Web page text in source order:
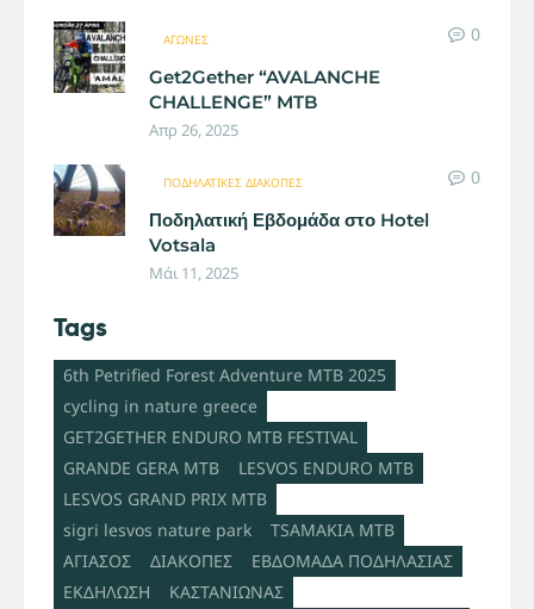
ΑΓΏΝΕΣ
0
Get2Gether “AVALANCHE
CHALLENGE” MTB
Απρ 26, 2025
ΠΟΔΗΛΑΤΙΚΈΣ ΔΙΑΚΟΠΈΣ
0
Ποδηλατική Εβδομάδα στο Hotel
Votsala
Μάι 11, 2025
Tags
6th Petrified Forest Adventure MTB 2025
cycling in nature greece
GET2GETHER ENDURO MTB FESTIVAL
GRANDE GERA MTB
LESVOS ENDURO MTB
LESVOS GRAND PRIX MTB
sigri lesvos nature park
TSAMAKIA MTB
ΑΓΙΑΣΟΣ
ΔΙΑΚΟΠΕΣ
ΕΒΔΟΜΑΔΑ ΠΟΔΗΛΑΣΙΑΣ
ΕΚΔΗΛΩΣΗ
ΚΑΣΤΑΝΙΩΝΑΣ